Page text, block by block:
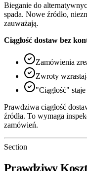
Bieganie do
spada. Nowe źródło,
zauważają.
Ciągłość dostaw bez
Zamówienia
Zwroty
"Ciągłość"
Prawdziwa ciągłość
źródła. To wymaga
zamówień.
Section
Prawdziwy